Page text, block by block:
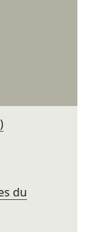
du